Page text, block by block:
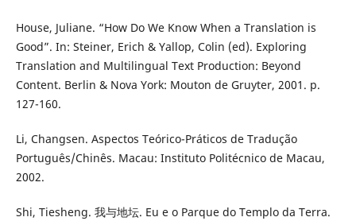
House, Juliane. “How Do We Know When a Translation is
Good”. In: Steiner, Erich & Yallop, Colin (ed). Exploring
Translation and Multilingual Text Production: Beyond
Content. Berlin & Nova York: Mouton de Gruyter, 2001. p.
127-160.
Li, Changsen. Aspectos Teórico-Práticos de Tradução
Português/Chinês. Macau: Instituto Politécnico de Macau,
2002.
Shi, Tiesheng. 我与地坛. Eu e o Parque do Templo da Terra.